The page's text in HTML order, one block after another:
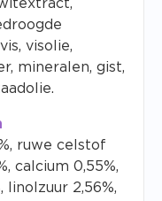
visolie,
mineralen, gist,
ruwe celstof
calcium 0,55%,
linolzuur 2,56%,